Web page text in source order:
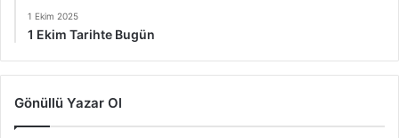
1 Ekim 2025
1 Ekim Tarihte Bugün
Gönüllü Yazar Ol